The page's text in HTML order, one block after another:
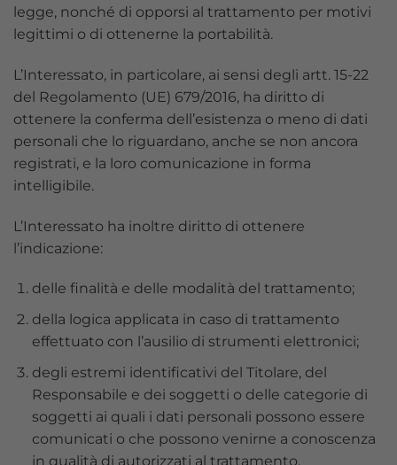
legge, nonché di opporsi al trattamento per motivi
legittimi o di ottenerne la portabilità.
L’Interessato, in particolare, ai sensi degli artt. 15-22
del Regolamento (UE) 679/2016, ha diritto di
ottenere la conferma dell’esistenza o meno di dati
personali che lo riguardano, anche se non ancora
registrati, e la loro comunicazione in forma
intelligibile.
L’Interessato ha inoltre diritto di ottenere
l’indicazione:
delle finalità e delle modalità del trattamento;
della logica applicata in caso di trattamento
effettuato con l’ausilio di strumenti elettronici;
degli estremi identificativi del Titolare, del
Responsabile e dei soggetti o delle categorie di
soggetti ai quali i dati personali possono essere
comunicati o che possono venirne a conoscenza
in qualità di autorizzati al trattamento.